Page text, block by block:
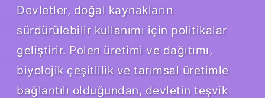
Devletler, doğal kaynakların
sürdürülebilir kullanımı için politikalar
geliştirir. Polen üretimi ve dağıtımı,
biyolojik çeşitlilik ve tarımsal üretimle
bağlantılı olduğundan, devletin teşvik